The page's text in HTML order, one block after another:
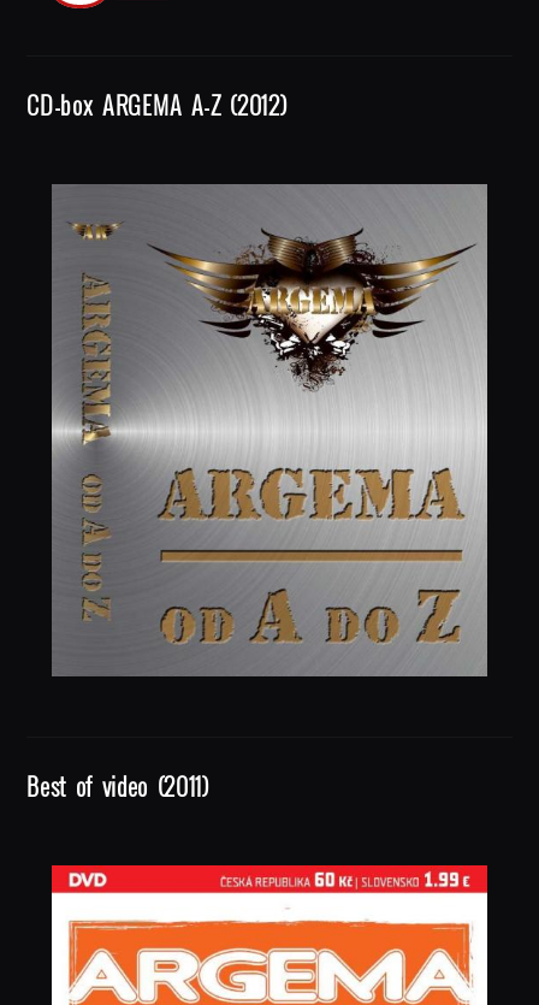
CD-box ARGEMA A-Z (2012)
Best of video (2011)